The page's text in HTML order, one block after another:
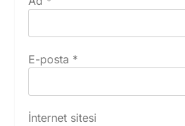
E-posta *
İnternet sitesi